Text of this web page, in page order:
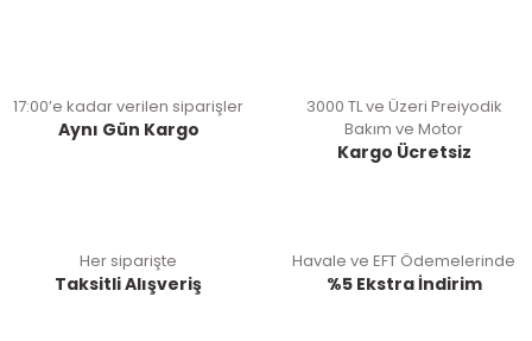
17:00’e kadar verilen siparişler
Aynı Gün Kargo
3000 TL ve Üzeri Preiyodik
Bakım ve Motor
Kargo Ücretsiz
Her siparişte
Taksitli Alışveriş
Havale ve EFT Ödemelerinde
%5 Ekstra İndirim